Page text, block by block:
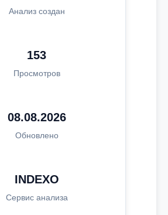
Анализ создан
153
Просмотров
08.08.2026
Обновлено
INDEXO
Сервис анализа